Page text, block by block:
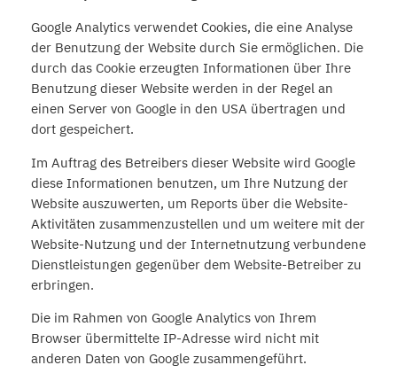
Google Analytics verwendet Cookies, die eine Analyse
der Benutzung der Website durch Sie ermöglichen. Die
durch das Cookie erzeugten Informationen über Ihre
Benutzung dieser Website werden in der Regel an
einen Server von Google in den USA übertragen und
dort gespeichert.
Im Auftrag des Betreibers dieser Website wird Google
diese Informationen benutzen, um Ihre Nutzung der
Website auszuwerten, um Reports über die Website-
Aktivitäten zusammenzustellen und um weitere mit der
Website-Nutzung und der Internetnutzung verbundene
Dienstleistungen gegenüber dem Website-Betreiber zu
erbringen.
Die im Rahmen von Google Analytics von Ihrem
Browser übermittelte IP-Adresse wird nicht mit
anderen Daten von Google zusammengeführt.